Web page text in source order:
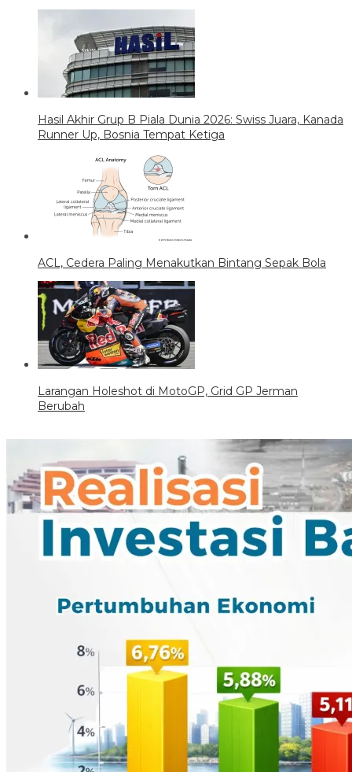
Hasil Akhir Grup B Piala Dunia 2026: Swiss Juara, Kanada
Runner Up, Bosnia Tempat Ketiga
ACL, Cedera Paling Menakutkan Bintang Sepak Bola
Larangan Holeshot di MotoGP, Grid GP Jerman
Berubah